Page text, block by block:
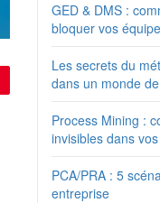
GED & DMS :
bloquer vos
Les secrets du
dans un monde
Process Mining :
invisibles dans
PCA/PRA : 5
entreprise